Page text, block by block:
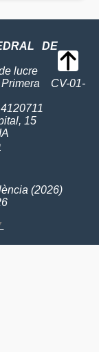
DE
lucre
CV-01-
15
(2026)